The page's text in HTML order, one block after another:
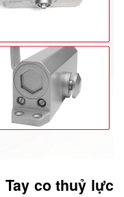
co thuỷ lực